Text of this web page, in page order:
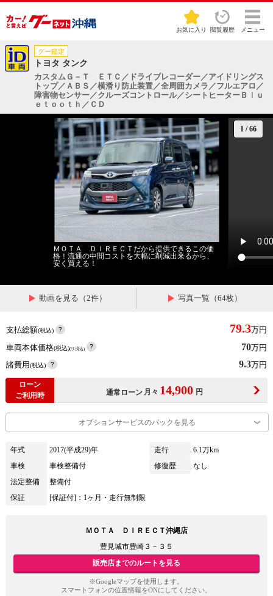
お気に入り 閲覧履歴 メニュー
グー鑑定
トヨタ タンク
カスタムＧ－Ｔ ＥＴＣ／ドライブレコーダー／アイドリングス
トップ／ＡＢＳ／横滑り防止装置／全周囲カメラ／フルエアロ／
障害物センサー／クルーズコントロール／シートヒーターＢｌｕ
ｅｔｏｏｔｈ／ＣＤ
1 /66
ＭＯＴＡ ＤＩＲＥＣＴだから提供できるこの価
格！流通の中間コストを大幅に削減出来るから、
安く買える！
動画を見る（2件） 写真一覧（64枚）
支払総額(税込) 79.3万円
車両本体価格(税込)(リ済込) 70万円
諸費用(税込) 9.3万円
ローン
ご利用時
通常ローン 月々 14,900 円
オプションサービスのパックを見る
年式 2017(平成29)年 走行
6.1万km
車検
車検整備付 修復歴
なし
法定整備
整備付
保証
[保証付]：1ヶ月・走行無制限
ＭＯＴＡ ＤＩＲＥＣＴ沖縄店
豊見城市豊崎３－３５
販売店までのルートを見る
※Googleマップを使用します。
スマートフォンの位置情報をONにしてください。